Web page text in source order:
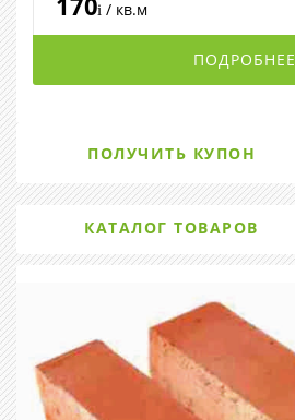
i / кв.м
ПОДРОБНЕЕ
ПОЛУЧИТЬ КУПОН
КАТАЛОГ ТОВАРОВ